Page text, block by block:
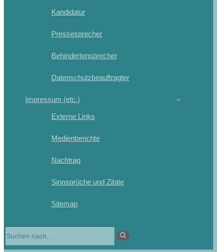
Kandidatur
Pressesprecher
Behindertensprecher
Datenschutzbeauftragter
Impressum (etc.)
Externe Links
Medienberichte
Nachtrag
Sinnsprüche und Zitate
Sitemap